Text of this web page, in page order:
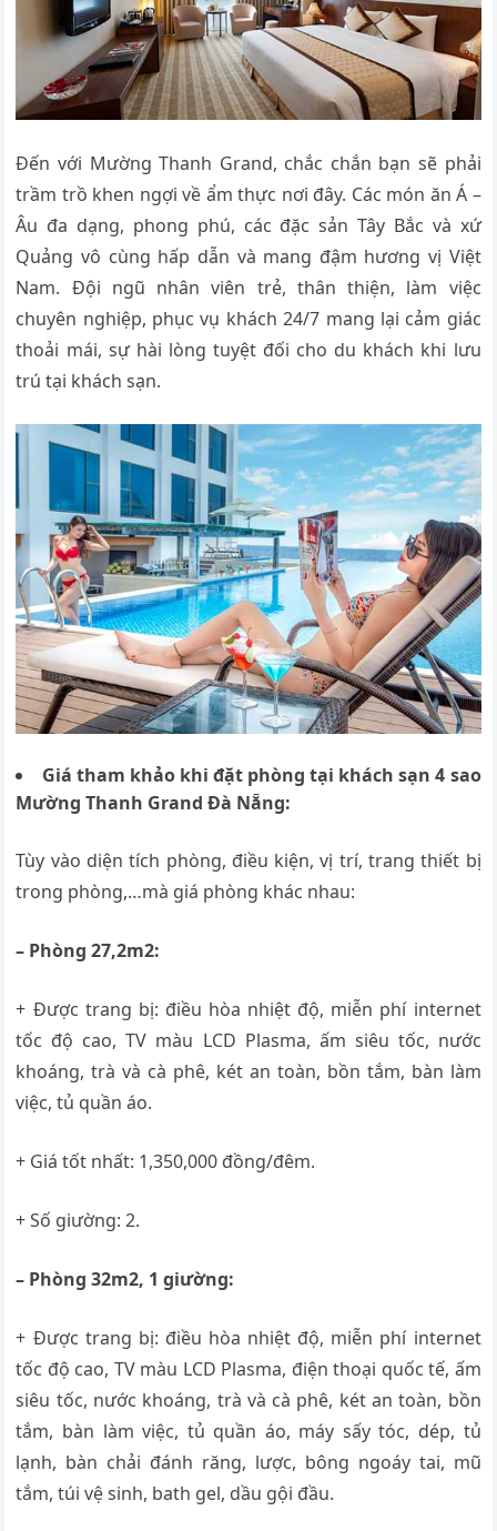
Đến với Mường Thanh Grand, chắc chắn bạn sẽ phải
trầm trồ khen ngợi về ẩm thực nơi đây. Các món ăn Á –
Âu đa dạng, phong phú, các đặc sản Tây Bắc và xứ
Quảng vô cùng hấp dẫn và mang đậm hương vị Việt
Nam. Đội ngũ nhân viên trẻ, thân thiện, làm việc
chuyên nghiệp, phục vụ khách 24/7 mang lại cảm giác
thoải mái, sự hài lòng tuyệt đối cho du khách khi lưu
trú tại khách sạn.
Giá tham khảo khi đặt phòng tại khách sạn 4 sao
Mường Thanh Grand Đà Nẵng:
Tùy vào diện tích phòng, điều kiện, vị trí, trang thiết bị
trong phòng,…mà giá phòng khác nhau:
– Phòng 27,2m2:
+ Được trang bị: điều hòa nhiệt độ, miễn phí internet
tốc độ cao, TV màu LCD Plasma, ấm siêu tốc, nước
khoáng, trà và cà phê, két an toàn, bồn tắm, bàn làm
việc, tủ quần áo.
+ Giá tốt nhất: 1,350,000 đồng/đêm.
+ Số giường: 2.
– Phòng 32m2, 1 giường:
+ Được trang bị: điều hòa nhiệt độ, miễn phí internet
tốc độ cao, TV màu LCD Plasma, điện thoại quốc tế, ấm
siêu tốc, nước khoáng, trà và cà phê, két an toàn, bồn
tắm, bàn làm việc, tủ quần áo, máy sấy tóc, dép, tủ
lạnh, bàn chải đánh răng, lược, bông ngoáy tai, mũ
tắm, túi vệ sinh, bath gel, dầu gội đầu.